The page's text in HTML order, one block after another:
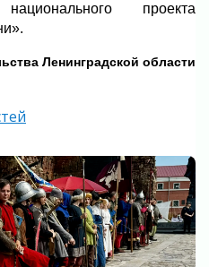
проекта
Ленинградской области